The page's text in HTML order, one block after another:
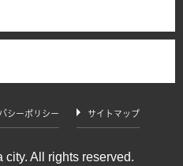
シーポリシー サイトマップ
All rights reserved.